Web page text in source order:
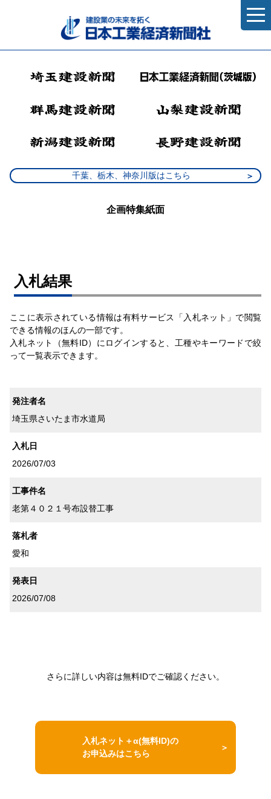
千葉、栃木、神奈川版はこちら
企画特集紙面
⼊札結果
ここに表示されている情報は有料サービス「入札ネット」で閲覧
できる情報のほんの一部です。
入札ネット（無料ID）にログインすると、工種やキーワードで絞
って一覧表示できます。
発注者名
埼玉県さいたま市水道局
入札日
2026/07/03
工事件名
老第４０２１号布設替工事
落札者
愛和
発表日
2026/07/08
さらに詳しい内容は無料IDでご確認ください。
入札ネット＋α(無料ID)の
お申込みはこちら